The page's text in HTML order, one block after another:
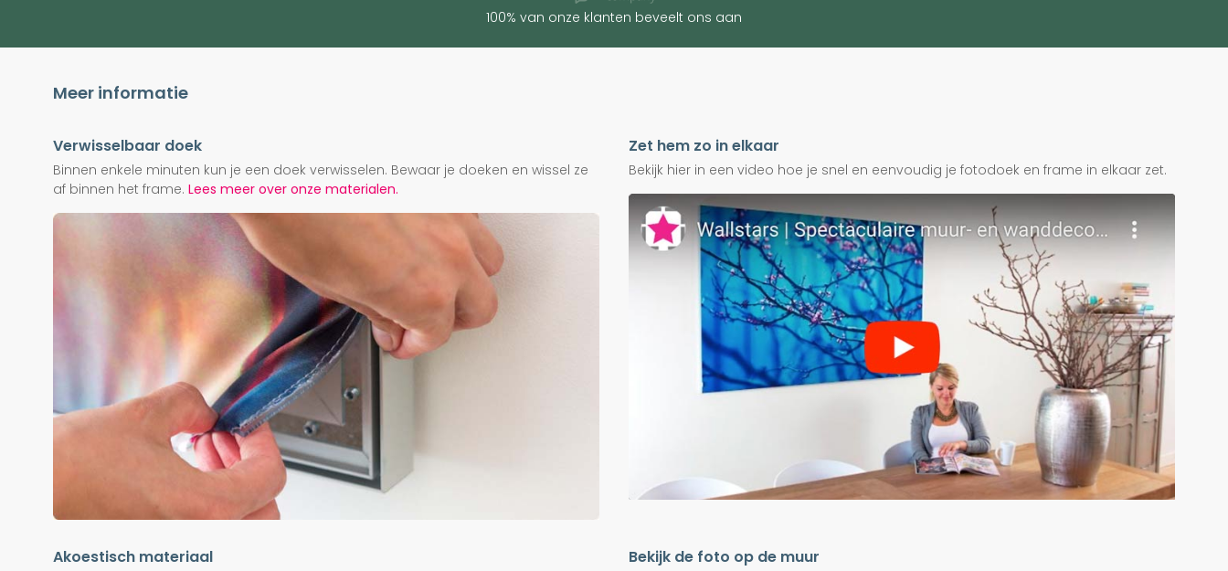
100% van onze klanten beveelt ons aan
Meer informatie
Verwisselbaar doek
Binnen enkele minuten kun je een doek verwisselen. Bewaar je doeken en wissel ze
af binnen het frame. Lees meer over onze materialen.
Zet hem zo in elkaar
Bekijk hier in een video hoe je snel en eenvoudig je fotodoek en frame in elkaar zet.
Akoestisch materiaal Bekijk de foto op de muur